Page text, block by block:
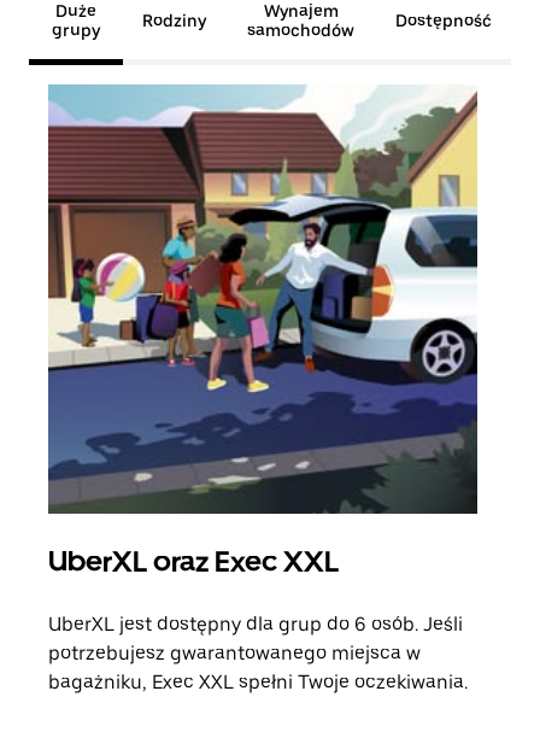
Duże
grupy
Rodziny
Wynajem
samochodów
Dostępność
UberXL oraz Exec XXL
UberXL jest dostępny dla grup do 6 osób. Jeśli
potrzebujesz gwarantowanego miejsca w
bagażniku, Exec XXL spełni Twoje oczekiwania.